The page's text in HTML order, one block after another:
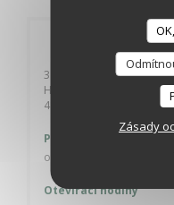
Zásady
3 allée Rosamée Henrion
Henrion
41310 SASNIERES
((otevře
Parkování
oui
Otevírací hodiny